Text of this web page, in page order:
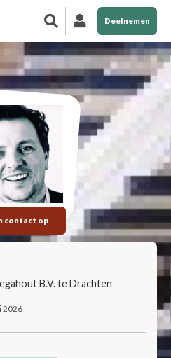
Deelnemen
contact op
B.V. te Drachten
2026